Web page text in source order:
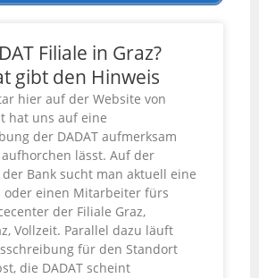
Filiale in Graz?
gibt den Hinweis
hier auf der Website von
hat uns auf eine
der DADAT aufmerksam
lässt. Auf der
Bank sucht man aktuell eine
einen Mitarbeiter fürs
der Filiale Graz,
Vollzeit. Parallel dazu läuft
für den Standort
die DADAT scheint